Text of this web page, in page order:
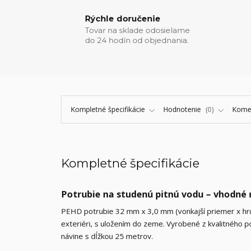
Rýchle doručenie
Tovar na sklade odosielame
do 24 hodín od objednania.
Kompletné špecifikácie Hodnotenie 0
Kompletné špecifikácie
Potrubie na studenú pitnú vodu – vhodné
PEHD potrubie 32 mm x 3,0 mm (vonkajší priemer x
exteriéri, s uložením do zeme. Vyrobené z kvalitného
návine s dĺžkou 25 metrov.